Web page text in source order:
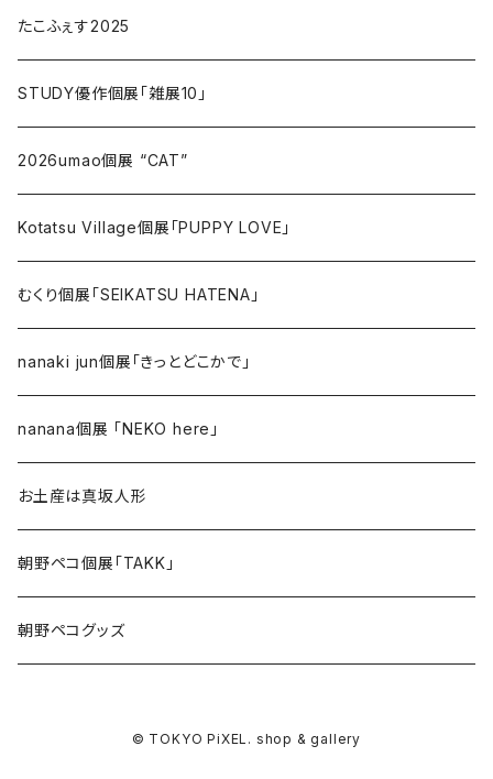
たこふぇす2025
STUDY優作個展「雑展10」
2026umao個展 “CAT”
Kotatsu Village個展「PUPPY LOVE」
むくり個展「SEIKATSU HATENA」
nanaki jun個展「きっとどこかで」
nanana個展 「NEKO here」
お土産は真坂人形
朝野ペコ個展「TAKK」
朝野ペコグッズ
© TOKYO PiXEL. shop & gallery